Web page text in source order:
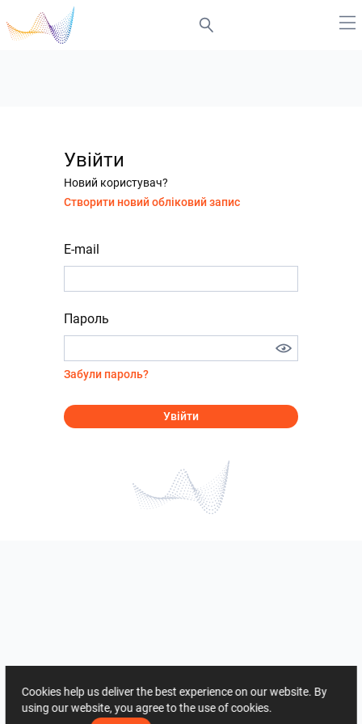
Увійти
Новий користувач?
Створити новий обліковий запис
E-mail
Пароль
Забули пароль?
Увійти
Cookies help us deliver the best experience on our website. By
using our website, you agree to the use of cookies.